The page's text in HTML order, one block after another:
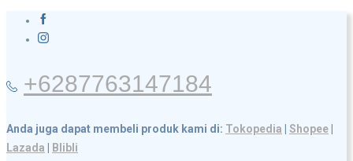
+6287763147184
Anda juga dapat membeli produk kami di: Tokopedia Shopee
Lazada
Blibli